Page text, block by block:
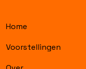
Home
Voorstellingen